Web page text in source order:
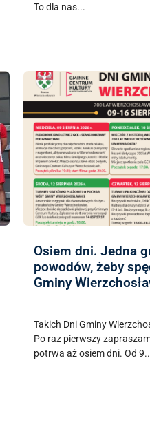
To dla nas...
Osiem dni. Jedna
powodów, żeby
Gminy
Takich Dni Gminy
Po raz pierwszy
potrwa aż osiem dni. Od